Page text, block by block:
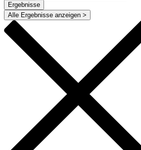
Ergebnisse
Alle Ergebnisse anzeigen >